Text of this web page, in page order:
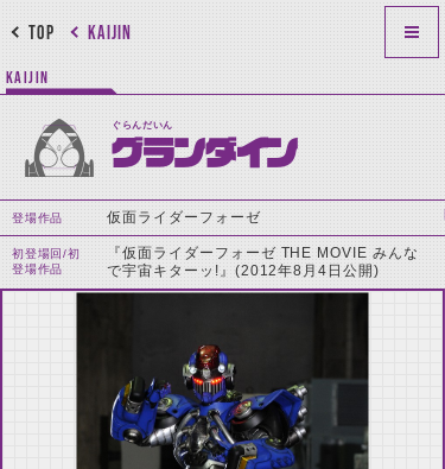
KAIJIN
TOP
KAIJIN
ぐらんだいん
グランダイン
登場作品 仮面ライダーフォーゼ
初登場回/初
登場作品
『仮面ライダーフォーゼ THE MOVIE みんな
で宇宙キターッ!』(2012年8月4日公開)